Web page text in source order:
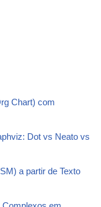
Chart) com
Dot vs Neato vs
a partir de Texto